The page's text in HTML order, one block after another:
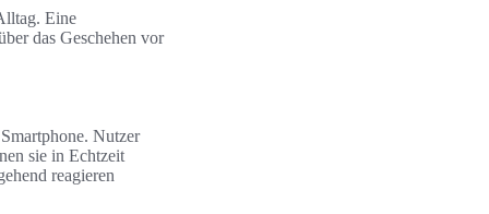
Eine
das Geschehen vor
Nutzer
sie in Echtzeit
reagieren